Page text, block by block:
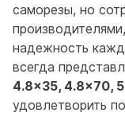
саморезы, но
надежность
всегда
4.8x35, 4.8x70,
удовлетворить